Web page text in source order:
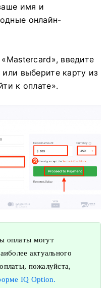
имя и
онлайн-
введите
выберите карту из
к оплате».
оплаты могут
актуального
пожалуйста,
IQ Option.